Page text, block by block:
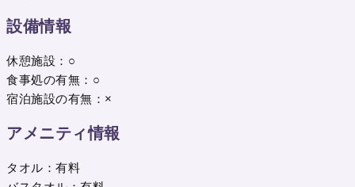
設備情報
休憩施設：○
食事処の有無：○
宿泊施設の有無：×
アメニティ情報
タオル：有料